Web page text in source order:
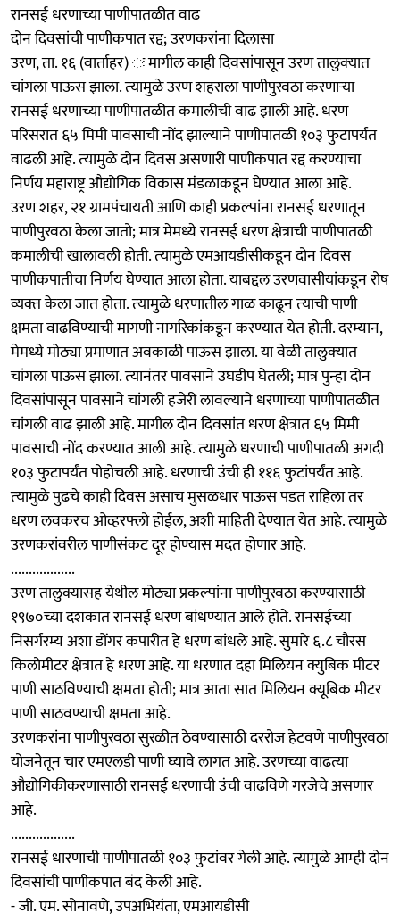
रानसई धरणाच्या पाणीपातळीत वाढ
दोन दिवसांची पाणीकपात रद्द; उरणकरांना दिलासा
उरण, ता. १६ (वार्ताहर) ः मागील काही दिवसांपासून उरण तालुक्‍यात
चांगला पाऊस झाला. त्‍यामुळे उरण शहराला पाणीपुरवठा करणाऱ्या
रानसई धरणाच्या पाणीपातळीत कमालीची वाढ झाली आहे. धरण
परिसरात ६५ मिमी पावसाची नोंद झाल्याने पाणीपातळी १०३ फुटापर्यंत
वाढली आहे. त्‍यामुळे दोन दिवस असणारी पाणीकपात रद्द करण्याचा
निर्णय महाराष्ट्र औद्योगिक विकास मंडळाकडून घेण्यात आला आहे.
उरण शहर, २१ ग्रामपंचायती आणि काही प्रकल्पांना रानसई धरणातून
पाणीपुरवठा केला जातो; मात्र मेमध्ये रानसई धरण क्षेत्राची पाणीपातळी
कमालीची खालावली होती. त्‍यामुळे एमआयडीसीकडून दोन दिवस
पाणीकपातीचा निर्णय घेण्यात आला होता. याबद्दल उरणवासीयांकडून रोष
व्‍यक्‍त केला जात होता. त्‍यामुळे धरणातील गाळ काढून त्‍याची पाणी
क्षमता वाढविण्याची मागणी नागरिकांकडून करण्यात येत होती. दरम्यान,
मेमध्ये मोठ्या प्रमाणात अवकाळी पाऊस झाला. या वेळी तालुक्‍यात
चांगला पाऊस झाला. त्‍यानंतर पावसाने उघडीप घेतली; मात्र पुन्‍हा दोन
दिवसांपासून पावसाने चांगली हजेरी लावल्याने धरणाच्या पाणीपातळीत
चांगली वाढ झाली आहे. मागील दोन दिवसांत धरण क्षेत्रात ६५ मिमी
पावसाची नोंद करण्यात आली आहे. त्‍यामुळे धरणाची पाणीपातळी अगदी
१०३ फुटापर्यंत पोहोचली आहे. धरणाची उंची ही ११६ फुटांपर्यंत आहे.
त्‍यामुळे पुढचे काही दिवस असाच मुसळधार पाऊस पडत राहिला तर
धरण लवकरच ओव्हरफ्लो होईल, अशी माहिती देण्यात येत आहे. त्‍यामुळे
उरणकरांवरील पाणीसंकट दूर होण्यास मदत होणार आहे.
..................
उरण तालुक्यासह येथील मोठ्या प्रकल्पांना पाणीपुरवठा करण्यासाठी
१९७०च्या दशकात रानसई धरण बांधण्यात आले होते. रानसईच्या
निसर्गरम्य अशा डोंगर कपारीत हे धरण बांधले आहे. सुमारे ६.८ चौरस
किलोमीटर क्षेत्रात हे धरण आहे. या धरणात दहा मिलियन क्युबिक मीटर
पाणी साठविण्याची क्षमता होती; मात्र आता सात मिलियन क्यूबिक मीटर
पाणी साठवण्याची क्षमता आहे.
उरणकरांना पाणीपुरवठा सुरळीत ठेवण्यासाठी दररोज हेटवणे पाणीपुरवठा
योजनेतून चार एमएलडी पाणी घ्यावे लागत आहे. उरणच्या वाढत्या
औद्योगिकीकरणासाठी रानसई धरणाची उंची वाढविणे गरजेचे असणार
आहे.
..................
रानसई धारणाची पाणीपातळी १०३ फुटांवर गेली आहे. त्यामुळे आम्ही दोन
दिवसांची पाणीकपात बंद केली आहे.
- जी. एम. सोनावणे, उपअभियंता, एमआयडीसी